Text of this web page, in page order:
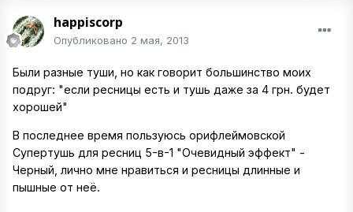
happiscorp
Опубликовано 2 мая, 2013
Были разные туши, но как говорит большинство моих
подруг: "если ресницы есть и тушь даже за 4 грн. будет
хорошей"
В последнее время пользуюсь орифлеймовской
Супертушь для ресниц 5-в-1 "Очевидный эффект" -
Черный, лично мне нравиться и ресницы длинные и
пышные от неё.